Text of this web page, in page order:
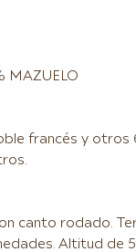
MAZUELO
francés y otros
canto rodado.
Altitud de